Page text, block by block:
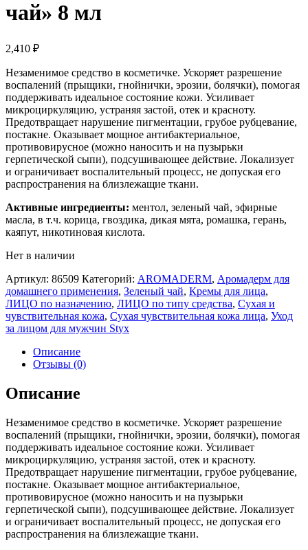
чай» 8 мл
2,410 ₽
Незаменимое средство в косметичке. Ускоряет разрешение
воспалений (прыщики, гнойнички, эрозии, болячки), помогая
поддерживать идеальное состояние кожи. Усиливает
микроциркуляцию, устраняя застой, отек и красноту.
Предотвращает нарушение пигментации, грубое рубцевание,
постакне. Оказывает мощное антибактериальное,
противовирусное (можно наносить и на пузырьки
герпетической сыпи), подсушивающее действие. Локализует
и ограничивает воспалительный процесс, не допуская его
распространения на близлежащие ткани.
Активные ингредиенты: ментол, зеленый чай, эфирные
масла, в т.ч. корица, гвоздика, дикая мята, ромашка, герань,
каяпут, никотиновая кислота.
Нет в наличии
Артикул: 86509 Категорий: AROMADERM, Аромадерм для
домашнего применения, Зеленый чай, Кремы для лица,
ЛИЦО по назначению, ЛИЦО по типу средства, Сухая и
чувствительная кожа, Сухая чувствительная кожа лица, Уход
за лицом для мужчин Styx
Описание
Отзывы (0)
Описание
Незаменимое средство в косметичке. Ускоряет разрешение
воспалений (прыщики, гнойнички, эрозии, болячки), помогая
поддерживать идеальное состояние кожи. Усиливает
микроциркуляцию, устраняя застой, отек и красноту.
Предотвращает нарушение пигментации, грубое рубцевание,
постакне. Оказывает мощное антибактериальное,
противовирусное (можно наносить и на пузырьки
герпетической сыпи), подсушивающее действие. Локализует
и ограничивает воспалительный процесс, не допуская его
распространения на близлежащие ткани.